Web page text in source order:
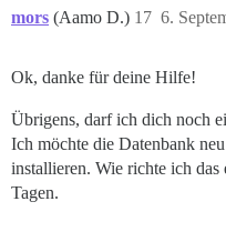
mors (Aamo D.) 6.
17
Ok, danke für deine Hilfe!
Übrigens, darf ich dich noch
Ich möchte die Datenbank
installieren. Wie richte ich das
Tagen.